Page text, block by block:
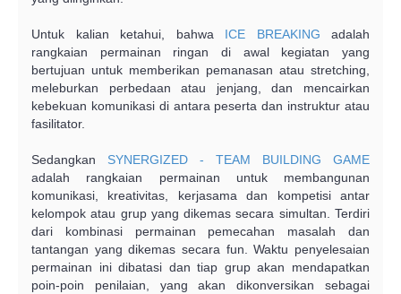
Untuk kalian ketahui, bahwa ICE BREAKING adalah
rangkaian permainan ringan di awal kegiatan yang
bertujuan untuk memberikan pemanasan atau stretching,
meleburkan perbedaan atau jenjang, dan mencairkan
kebekuan komunikasi di antara peserta dan instruktur atau
fasilitator.
Sedangkan SYNERGIZED - TEAM BUILDING GAME
adalah rangkaian permainan untuk membangunan
komunikasi, kreativitas, kerjasama dan kompetisi antar
kelompok atau grup yang dikemas secara simultan. Terdiri
dari kombinasi permainan pemecahan masalah dan
tantangan yang dikemas secara fun. Waktu penyelesaian
permainan ini dibatasi dan tiap grup akan mendapatkan
poin-poin penilaian, yang akan dikonversikan sebagai